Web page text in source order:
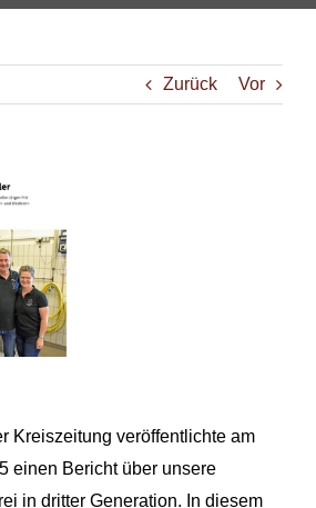
Zurück Vor
Kreiszeitung veröffentlichte am
einen Bericht über unsere
in dritter Generation. In diesem